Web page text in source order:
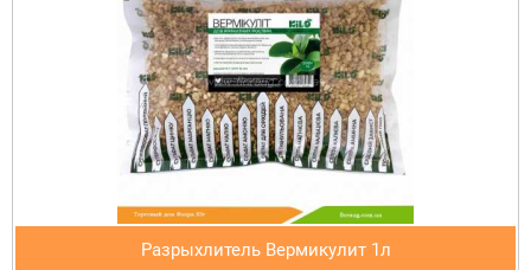
Разрыхлитель Вермикулит 1л